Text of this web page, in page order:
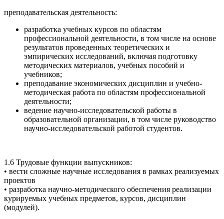
преподавательская деятельность:
разработка учебных курсов по областям
профессиональной деятельности, в том числе на основе
результатов проведенных теоретических и
эмпирических исследований, включая подготовку
методических материалов, учебных пособий и
учебников;
преподавание экономических дисциплин и учебно-
методическая работа по областям профессиональной
деятельности;
ведение научно-исследовательской работы в
образовательной организации, в том числе руководство
научно-исследовательской работой студентов.
1.6 Трудовые функции выпускников:
• вести сложные научные исследования в рамках реализуемых
проектов
• разработка научно-методического обеспечения реализации
курируемых учебных предметов, курсов, дисциплин
(модулей).